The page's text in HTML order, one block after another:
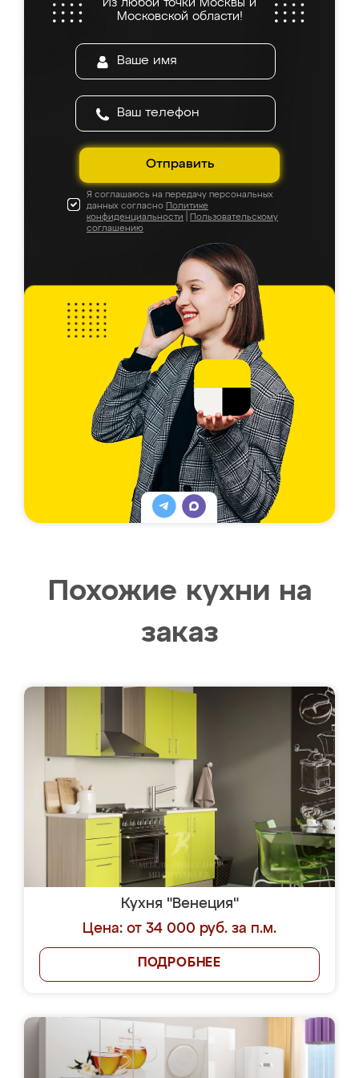
Из любой точки Москвы и
Московской области!
Отправить
Я соглашаюсь на передачу персональных
данных согласно Политике
конфиденциальности
Пользовательскому
соглашению
Похожие кухни на
заказ
Кухня "Венеция"
Цена: от 34 000 руб. за п.м.
ПОДРОБНЕЕ